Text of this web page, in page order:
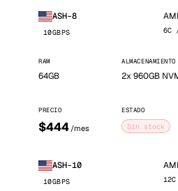
ASH-8
10GBPS 6C
RAM
64GB
ALMACENAMIENTO
2x 960GB
PRECIO
$444 /mes
ESTADO
Sin stock
ASH-10
10GBPS